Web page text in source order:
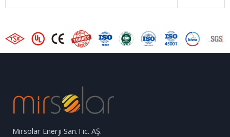
Mirsolar Enerji San.Tic. AŞ.